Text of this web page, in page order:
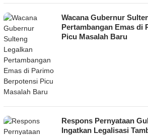
Wacana Gubernur
Pertambangan Emas di
Picu Masalah Baru
Respons Pernyataan
Ingatkan Legalisasi